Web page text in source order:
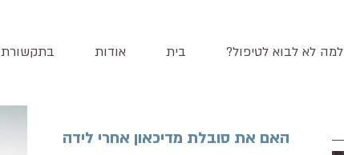
למה לא לבוא לטיפול? בית אודות בתקשורת
האם את סובלת מדיכאון אחרי לידה